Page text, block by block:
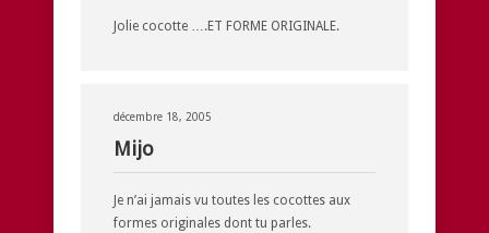
Jolie cocotte ….ET FORME ORIGINALE.
décembre 18, 2005
Mijo
Je n’ai jamais vu toutes les cocottes aux
formes originales dont tu parles.